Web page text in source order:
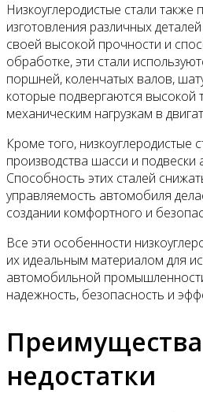
Низкоуглеродистые стали также
изготовления различных
своей высокой прочности и
обработке, эти стали
поршней, коленчатых валов,
которые подвергаются высокой
механическим нагрузкам в
Кроме того, низкоуглеродистые
производства шасси и подвески
Способность этих сталей
управляемость автомобиля
создании комфортного и
Все эти особенности
их идеальным материалом для
автомобильной
надежность, безопасность и
недостатки